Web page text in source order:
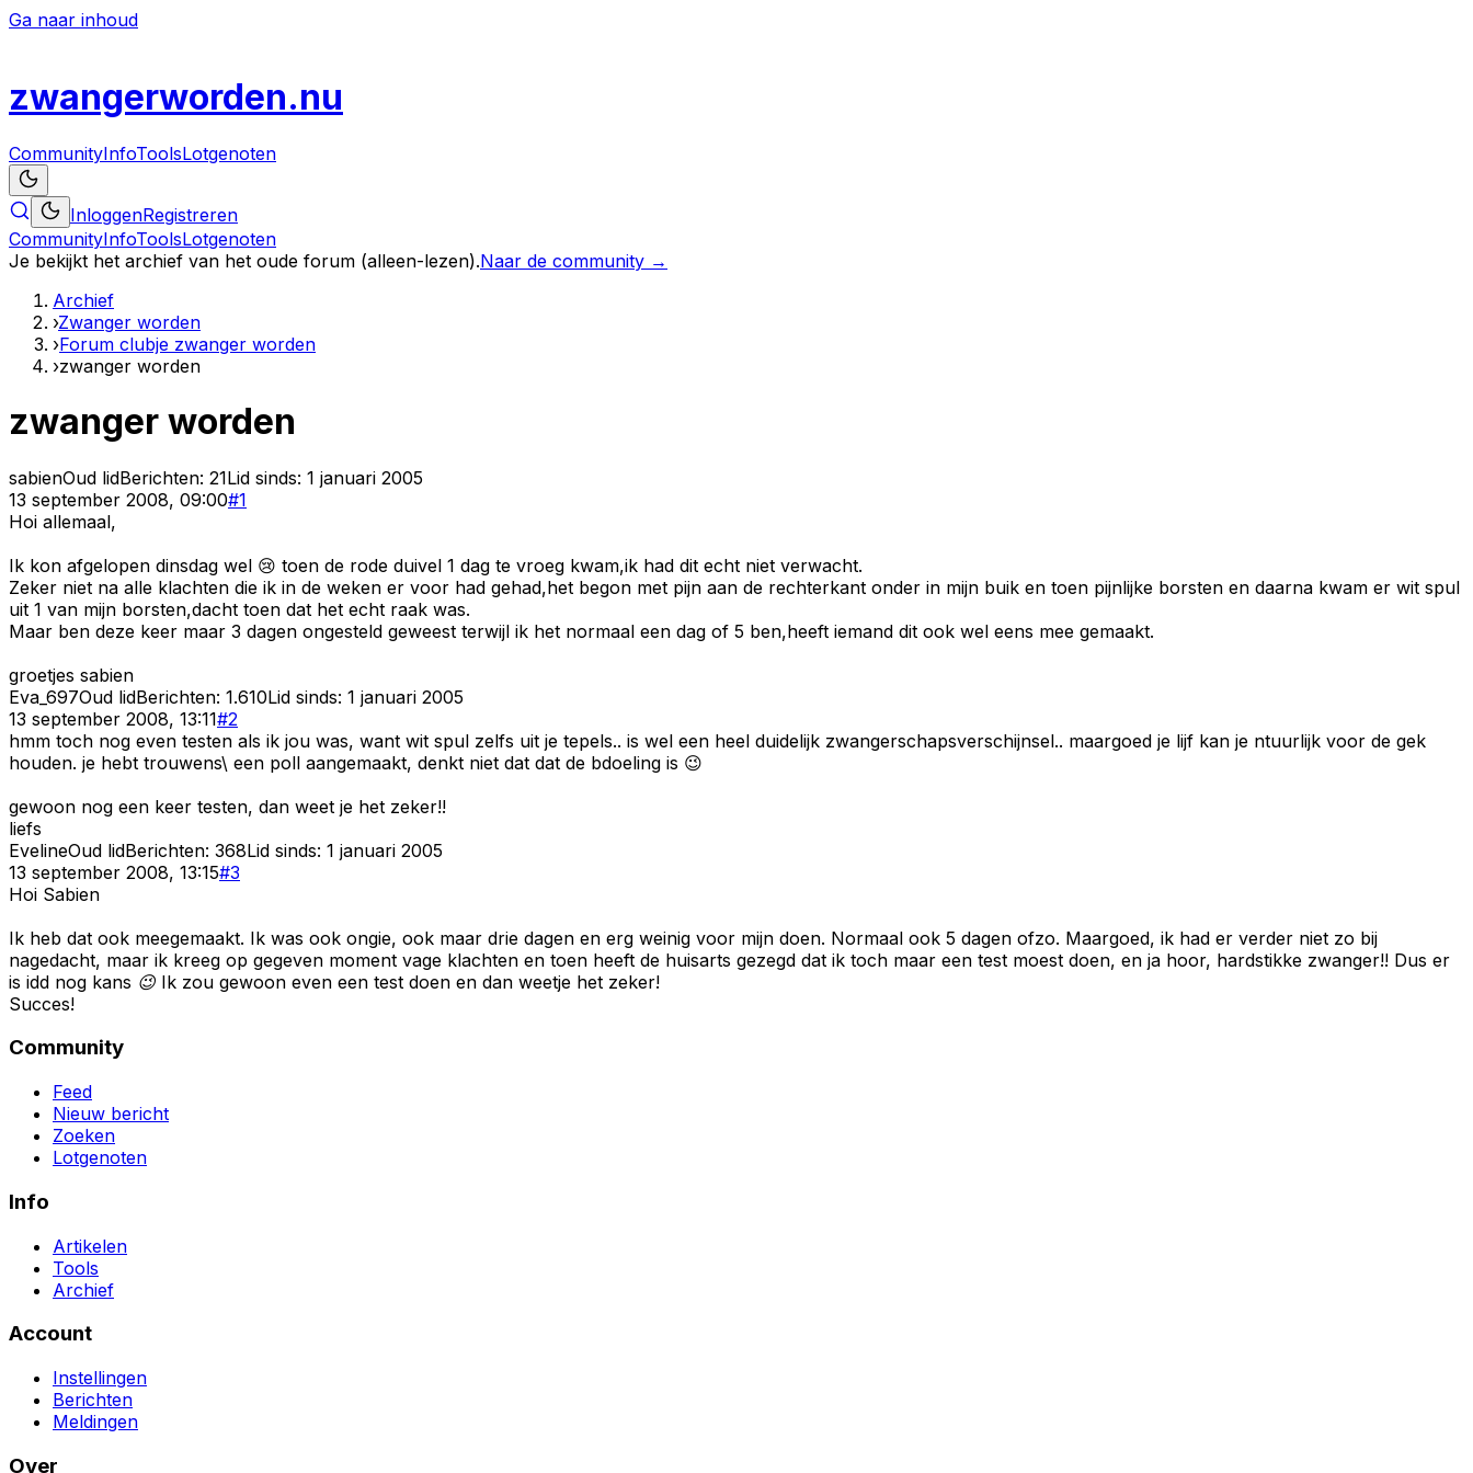
Ga naar inhoud
zwangerworden.nu
CommunityInfoToolsLotgenoten
InloggenRegistreren
CommunityInfoToolsLotgenoten
Je bekijkt het archief van het oude forum (alleen-lezen).Naar de community →
Archief
›Zwanger worden
›Forum clubje zwanger worden
›zwanger worden
zwanger worden
sabienOud lidBerichten: 21Lid sinds: 1 januari 2005
13 september 2008, 09:00#1
Hoi allemaal,
Ik kon afgelopen dinsdag wel 😢 toen de rode duivel 1 dag te vroeg kwam,ik had dit echt niet verwacht.
Zeker niet na alle klachten die ik in de weken er voor had gehad,het begon met pijn aan de rechterkant onder in mijn buik en toen pijnlijke borsten en daarna kwam er wit spul
uit 1 van mijn borsten,dacht toen dat het echt raak was.
Maar ben deze keer maar 3 dagen ongesteld geweest terwijl ik het normaal een dag of 5 ben,heeft iemand dit ook wel eens mee gemaakt.
groetjes sabien
Eva_697Oud lidBerichten: 1.610Lid sinds: 1 januari 2005
13 september 2008, 13:11#2
hmm toch nog even testen als ik jou was, want wit spul zelfs uit je tepels.. is wel een heel duidelijk zwangerschapsverschijnsel.. maargoed je lijf kan je ntuurlijk voor de gek
houden. je hebt trouwens\ een poll aangemaakt, denkt niet dat dat de bdoeling is 😉
gewoon nog een keer testen, dan weet je het zeker!!
liefs
EvelineOud lidBerichten: 368Lid sinds: 1 januari 2005
13 september 2008, 13:15#3
Hoi Sabien
Ik heb dat ook meegemaakt. Ik was ook ongie, ook maar drie dagen en erg weinig voor mijn doen. Normaal ook 5 dagen ofzo. Maargoed, ik had er verder niet zo bij
nagedacht, maar ik kreeg op gegeven moment vage klachten en toen heeft de huisarts gezegd dat ik toch maar een test moest doen, en ja hoor, hardstikke zwanger!! Dus er
is idd nog kans 😉 Ik zou gewoon even een test doen en dan weetje het zeker!
Succes!
Community
Feed
Nieuw bericht
Zoeken
Lotgenoten
Info
Artikelen
Tools
Archief
Account
Instellingen
Berichten
Meldingen
Over